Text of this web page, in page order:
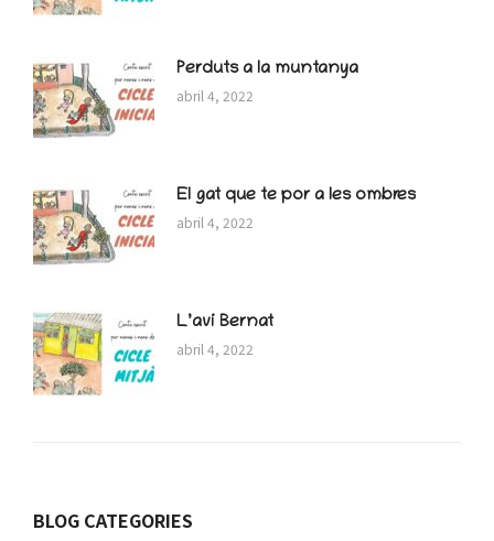
Perduts a la muntanya
abril 4, 2022
El gat que te por a les ombres
abril 4, 2022
L’avi Bernat
abril 4, 2022
BLOG CATEGORIES